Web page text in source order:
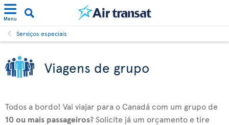
Menu
Serviços especiais
Viagens de grupo
Todos a bordo! Vai viajar para o Canadá com um grupo de
10 ou mais passageiros? Solicite já um orçamento e tire